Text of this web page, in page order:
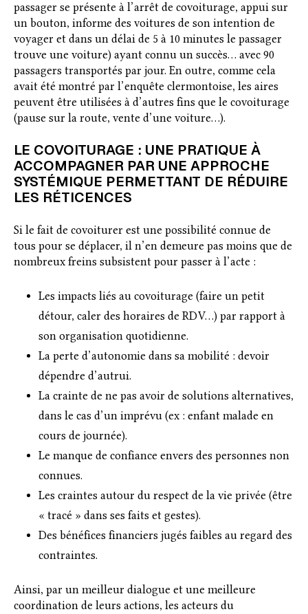
passager se présente à l’arrêt de covoiturage, appui sur
un bouton, informe des voitures de son intention de
voyager et dans un délai de 5 à 10 minutes le passager
trouve une voiture) ayant connu un succès… avec 90
passagers transportés par jour. En outre, comme cela
avait été montré par l’enquête clermontoise, les aires
peuvent être utilisées à d’autres fins que le covoiturage
(pause sur la route, vente d’une voiture…).
LE COVOITURAGE : UNE PRATIQUE À
ACCOMPAGNER PAR UNE APPROCHE
SYSTÉMIQUE PERMETTANT DE RÉDUIRE
LES RÉTICENCES
Si le fait de covoiturer est une possibilité connue de
tous pour se déplacer, il n’en demeure pas moins que de
nombreux freins subsistent pour passer à l’acte :
Les impacts liés au covoiturage (faire un petit
détour, caler des horaires de RDV…) par rapport à
son organisation quotidienne.
La perte d’autonomie dans sa mobilité : devoir
dépendre d’autrui.
La crainte de ne pas avoir de solutions alternatives,
dans le cas d’un imprévu (ex : enfant malade en
cours de journée).
Le manque de confiance envers des personnes non
connues.
Les craintes autour du respect de la vie privée (être
« tracé » dans ses faits et gestes).
Des bénéfices financiers jugés faibles au regard des
contraintes.
Ainsi, par un meilleur dialogue et une meilleure
coordination de leurs actions, les acteurs du